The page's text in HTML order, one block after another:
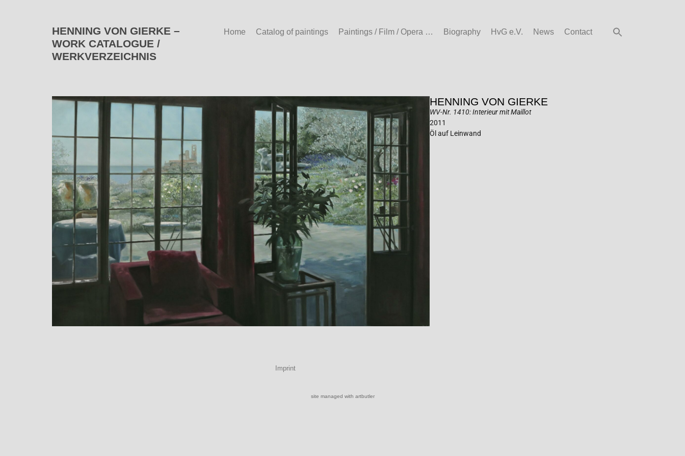
HENNING VON GIERKE –
WORK CATALOGUE /
WERKVERZEICHNIS
Home Catalog of paintings Paintings / Film / Opera … Biography HvG e.V. News Contact
HENNING VON GIERKE
WV-Nr. 1410: Interieur mit Maillot
2011
Öl auf Leinwand
Imprint
site managed with artbutler